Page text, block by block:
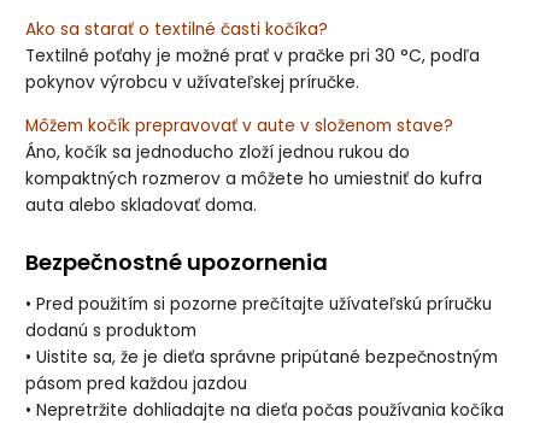
Ako sa starať o textilné časti kočíka?
Textilné poťahy je možné prať v pračke pri 30 °C, podľa
pokynov výrobcu v užívateľskej príručke.
Môžem kočík prepravovať v aute v složenom stave?
Áno, kočík sa jednoducho zloží jednou rukou do
kompaktných rozmerov a môžete ho umiestniť do kufra
auta alebo skladovať doma.
Bezpečnostné upozornenia
• Pred použitím si pozorne prečítajte užívateľskú príručku
dodanú s produktom
• Uistite sa, že je dieťa správne pripútané bezpečnostným
pásom pred každou jazdou
• Nepretržite dohliadajte na dieťa počas používania kočíka